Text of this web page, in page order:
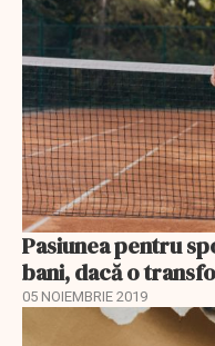
Pasiunea pentru
bani, dacă o
05 NOIEMBRIE 2019